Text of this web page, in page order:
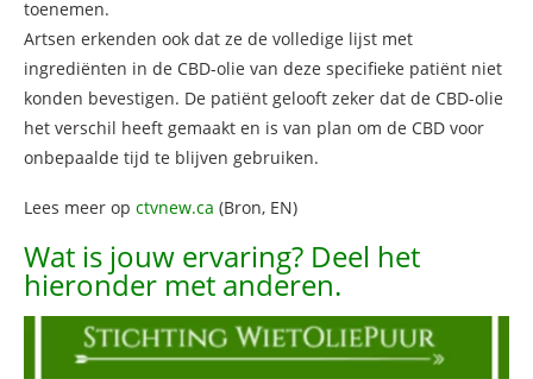
toenemen.
Artsen erkenden ook dat ze de volledige lijst met
ingrediënten in de CBD-olie van deze specifieke patiënt niet
konden bevestigen. De patiënt gelooft zeker dat de CBD-olie
het verschil heeft gemaakt en is van plan om de CBD voor
onbepaalde tijd te blijven gebruiken.
Lees meer op ctvnew.ca (Bron, EN)
Wat is jouw ervaring? Deel het
hieronder met anderen.